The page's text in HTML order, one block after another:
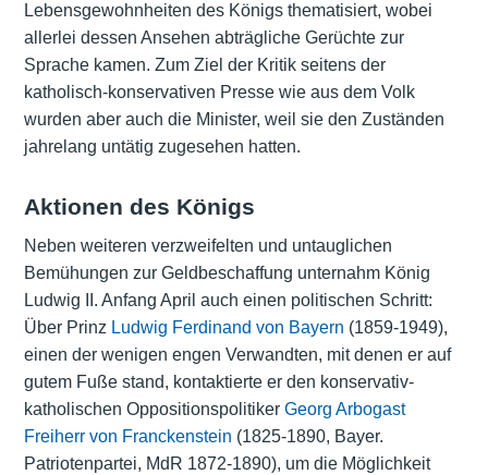
Lebensgewohnheiten des Königs thematisiert, wobei
allerlei dessen Ansehen abträgliche Gerüchte zur
Sprache kamen. Zum Ziel der Kritik seitens der
katholisch-konservativen Presse wie aus dem Volk
wurden aber auch die Minister, weil sie den Zuständen
jahrelang untätig zugesehen hatten.
Aktionen des Königs
Neben weiteren verzweifelten und untauglichen
Bemühungen zur Geldbeschaffung unternahm König
Ludwig II. Anfang April auch einen politischen Schritt:
Über Prinz Ludwig Ferdinand von Bayern (1859-1949),
einen der wenigen engen Verwandten, mit denen er auf
gutem Fuße stand, kontaktierte er den konservativ-
katholischen Oppositionspolitiker Georg Arbogast
Freiherr von Franckenstein (1825-1890, Bayer.
Patriotenpartei, MdR 1872-1890), um die Möglichkeit